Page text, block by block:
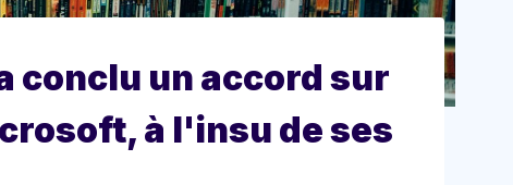
conclu un accord sur
à l'insu de ses